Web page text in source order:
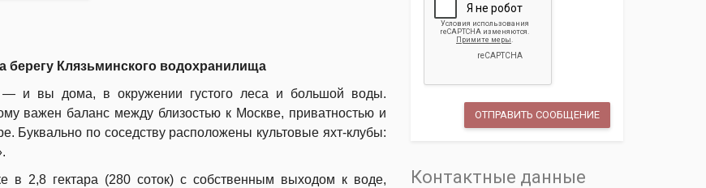
берегу Клязьминского водохранилища
и вы дома, в окружении густого леса и большой воды.
важен баланс между близостью к Москве, приватностью и
Буквально по соседству расположены культовые яхт-клубы:
в 2,8 гектара (280 соток) с собственным выходом к воде,
Контактные данные